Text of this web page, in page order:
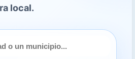
local.